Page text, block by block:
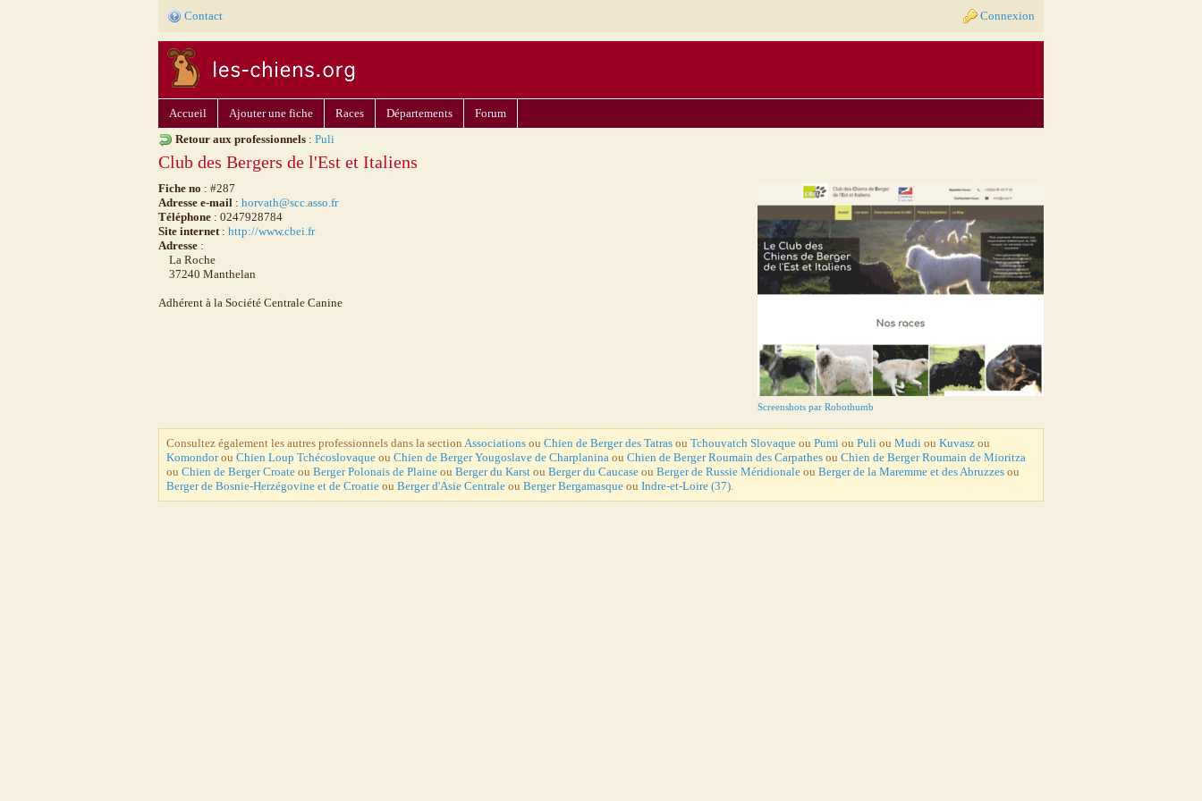
Contact Connexion
Accueil Ajouter une fiche Races Départements
Forum
Retour aux professionnels : Puli
Club des Bergers de l'Est et Italiens
Fiche no : #287
Adresse e-mail : horvath@scc.asso.fr
Téléphone : 0247928784
Site internet: http://www.cbei.fr
Adresse :
La Roche
37240 Manthelan
Adhérent à la Société Centrale Canine
Screenshots par Robothumb
Consultez également les autres professionnels dans la section Associations ou Chien de Berger des Tatras ou Tchouvatch Slovaque ou Pumi ou Puli ou Mudi ou Kuvasz ou
Komondorou Chien Loup Tchécoslovaque ou Chien de Berger Yougoslave de Charplanina ou Chien de Berger Roumain des Carpathes ou Chien de Berger Roumain de Mioritza
ou Chien de Berger Croate ou Berger Polonais de Plaine ou Berger du Karst ou Berger du Caucase ou Berger de Russie Méridionale ou Berger de la Maremme et des Abruzzes ou
Berger de Bosnie-Herzégovine et de Croatie ou Berger d'Asie Centrale ou Berger Bergamasque ou Indre-et-Loire (37).